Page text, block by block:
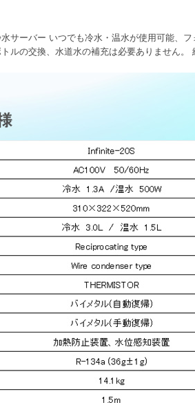
サーバー いつでも冷水・温水が使用可能、
ルの交換、水道水の補充は必要ありません。